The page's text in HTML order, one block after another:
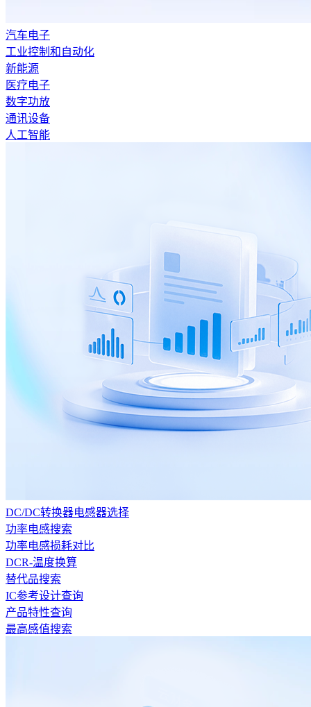
汽车电子
工业控制和自动化
新能源
医疗电子
数字功放
通讯设备
人工智能
DC/DC转换器电感器选择
功率电感搜索
功率电感损耗对比
DCR-温度换算
替代品搜索
IC参考设计查询
产品特性查询
最高感值搜索